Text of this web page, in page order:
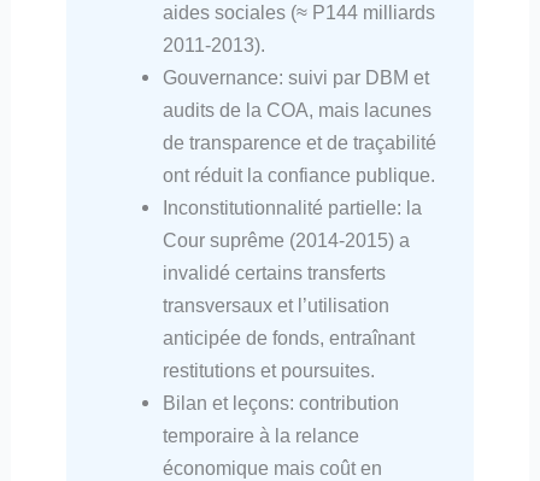
aides sociales (≈ P144 milliards
2011‑2013).
Gouvernance: suivi par DBM et
audits de la COA, mais lacunes
de transparence et de traçabilité
ont réduit la confiance publique.
Inconstitutionnalité partielle: la
Cour suprême (2014‑2015) a
invalidé certains transferts
transversaux et l’utilisation
anticipée de fonds, entraînant
restitutions et poursuites.
Bilan et leçons: contribution
temporaire à la relance
économique mais coût en